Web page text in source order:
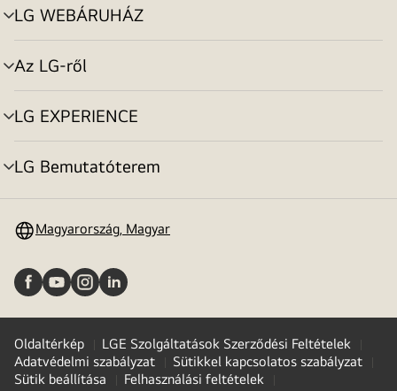
LG WEBÁRUHÁZ
menu
toggle
Az LG-ről
menu
toggle
LG EXPERIENCE
menu
toggle
LG Bemutatóterem
menu
Magyarország, Magyar
Oldaltérkép
LGE Szolgáltatások Szerződési Feltételek
Adatvédelmi szabályzat
Sütikkel kapcsolatos szabályzat
Sütik beállítása
Felhasználási feltételek